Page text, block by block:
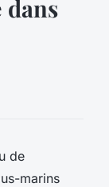
dans
de
marins